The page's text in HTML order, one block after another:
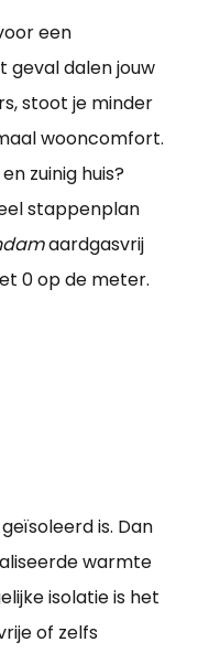
een
geval dalen jouw
stoot je minder
wooncomfort.
zuinig huis?
stappenplan
aardgasvrij
0 op de meter.
is. Dan
warmte
isolatie is het
of zelfs